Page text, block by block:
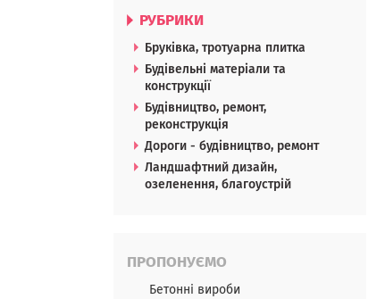
РУБРИКИ
Бруківка, тротуарна плитка
Будівельні матеріали та
конструкції
Будівництво, ремонт,
реконструкція
Дороги - будівництво, ремонт
Ландшафтний дизайн,
озеленення, благоустрій
ПРОПОНУЄМО
Бетонні вироби